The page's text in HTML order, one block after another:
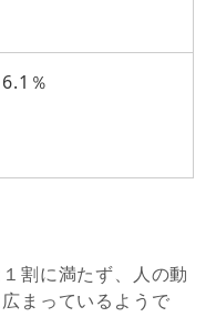
％
割に満たず、人の動
まっているようで